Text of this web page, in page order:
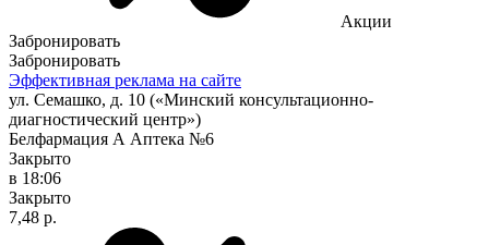
Акции
Забронировать
Забронировать
Эффективная реклама на сайте
ул. Семашко, д. 10 («Минский консультационно-
диагностический центр»)
Белфармация А Аптека №6
Закрыто
в 18:06
Закрыто
7,48 р.